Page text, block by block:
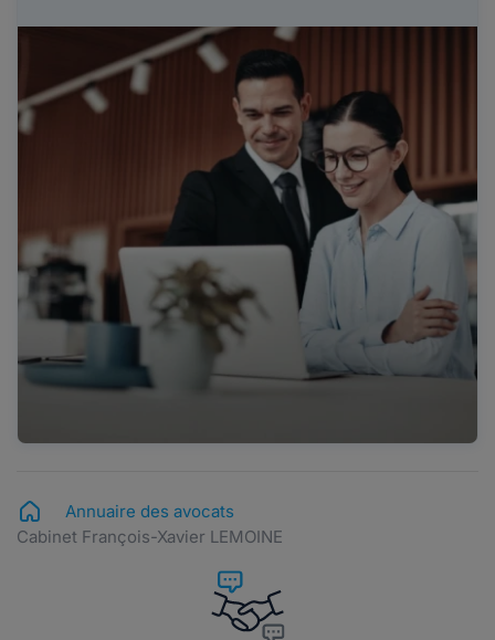
Annuaire des avocats
Cabinet François-Xavier LEMOINE